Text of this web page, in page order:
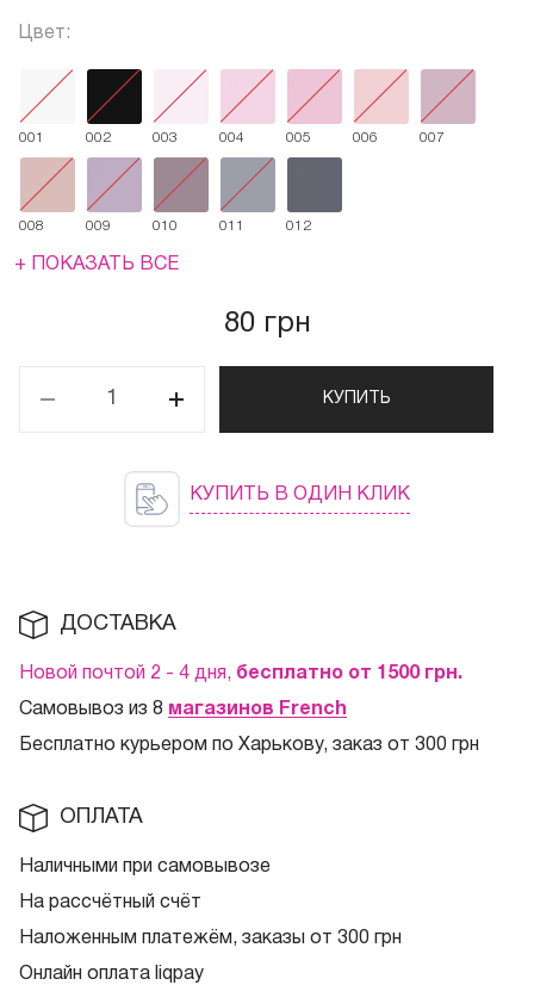
Цвет:
001 002 003 004 005 006 007
008 009 010 011 012
+ ПОКАЗАТЬ ВСЕ
80 грн
КУПИТЬ
КУПИТЬ В ОДИН КЛИК
ДОСТАВКА
Новой почтой 2 - 4 дня, бесплатно от 1500 грн.
Самовывоз из 8 магазинов French
Бесплатно курьером по Харькову, заказ от 300 грн
ОПЛАТА
Наличными при самовывозе
На рассчётный счёт
Наложенным платежём, заказы от 300 грн
Онлайн оплата liqpay